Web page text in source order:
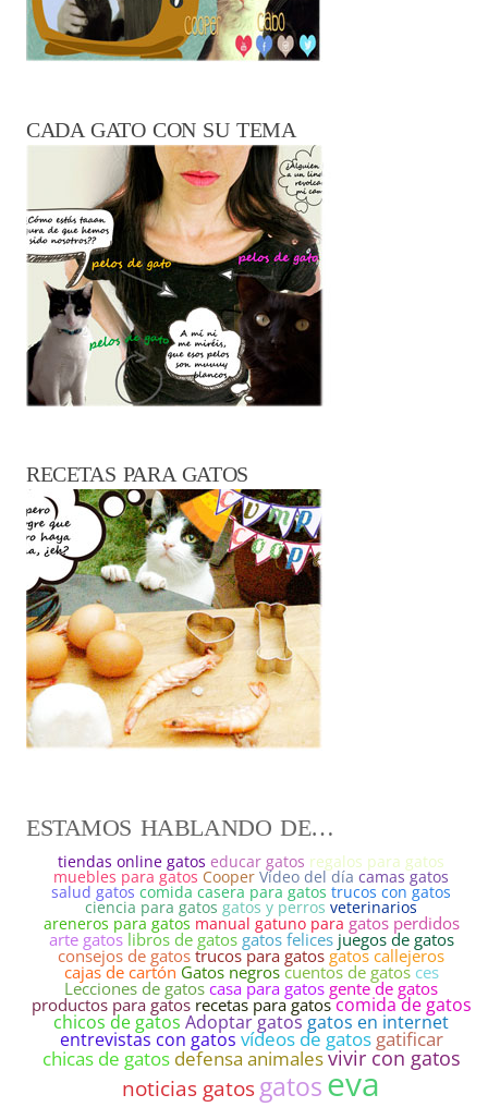
CADA GATO CON SU TEMA
RECETAS PARA GATOS
ESTAMOS HABLANDO DE…
tiendas online gatos educar gatos regalos para gatos
muebles para gatos Cooper Vídeo del día camas gatos
salud gatos comida casera para gatos trucos con gatos
ciencia para gatos gatos y perros veterinarios
areneros para gatos manual gatuno para gatos perdidos
arte gatos libros de gatos gatos felices juegos de gatos
consejos de gatos trucos para gatos gatos callejeros
cajas de cartón Gatos negros cuentos de gatos ces
Lecciones de gatos casa para gatos gente de gatos
productos para gatos recetas para gatos comida de gatos
chicos de gatos Adoptar gatos gatos en internet
entrevistas con gatos vídeos de gatos gatificar
chicas de gatos defensa animalesvivir con gatos
noticias gatosgatoseva